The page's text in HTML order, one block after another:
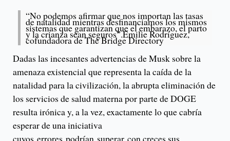
“No podemos afirmar que nos importan las tasas
de natalidad mientras desfinanciamos los mismos
sistemas que garantizan que el embarazo, el parto
y la crianza sean seguros”.Emilie Rodríguez,
cofundadora de The Bridge Directory
Dadas las incesantes advertencias de Musk sobre la
amenaza existencial que representa la caída de la
natalidad para la civilización, la abrupta eliminación de
los servicios de salud materna por parte de DOGE
resulta irónica y, a la vez, exactamente lo que cabría
esperar de una iniciativa
cuyos errores podrían superar con creces sus